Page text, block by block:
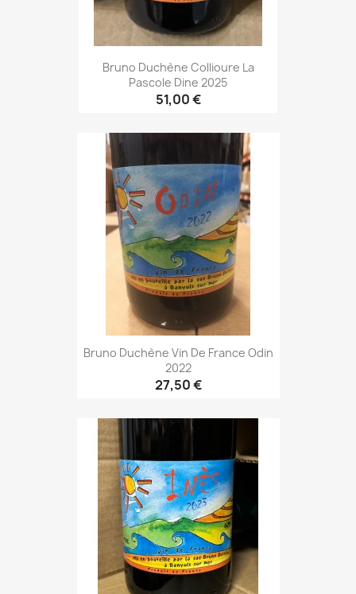
Bruno Duchène Collioure La
Pascole Dine 2025
51,00 €
Bruno Duchène Vin De France Odin
2022
27,50 €